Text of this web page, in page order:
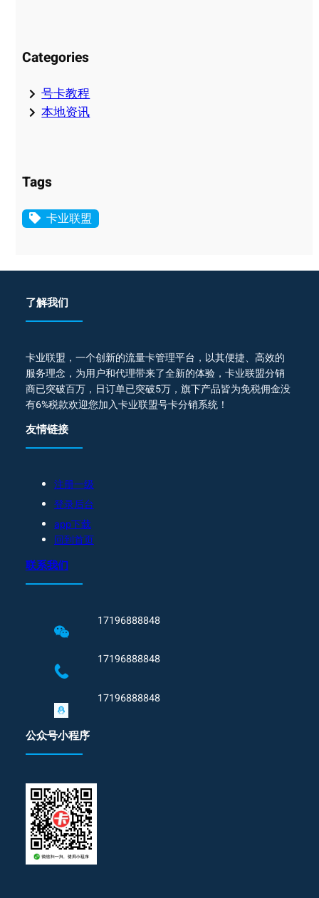
Categories
号卡教程
本地资讯
Tags
卡业联盟
了解我们
卡业联盟，一个创新的流量卡管理平台，以其便捷、高效的
服务理念，为用户和代理带来了全新的体验，卡业联盟分销
商已突破百万，日订单已突破5万，旗下产品皆为免税佣金没
有6%税款欢迎您加入卡业联盟号卡分销系统！
友情链接
注册一级
登录后台
app下载
回到首页
联系我们
17196888848
17196888848
17196888848
公众号小程序